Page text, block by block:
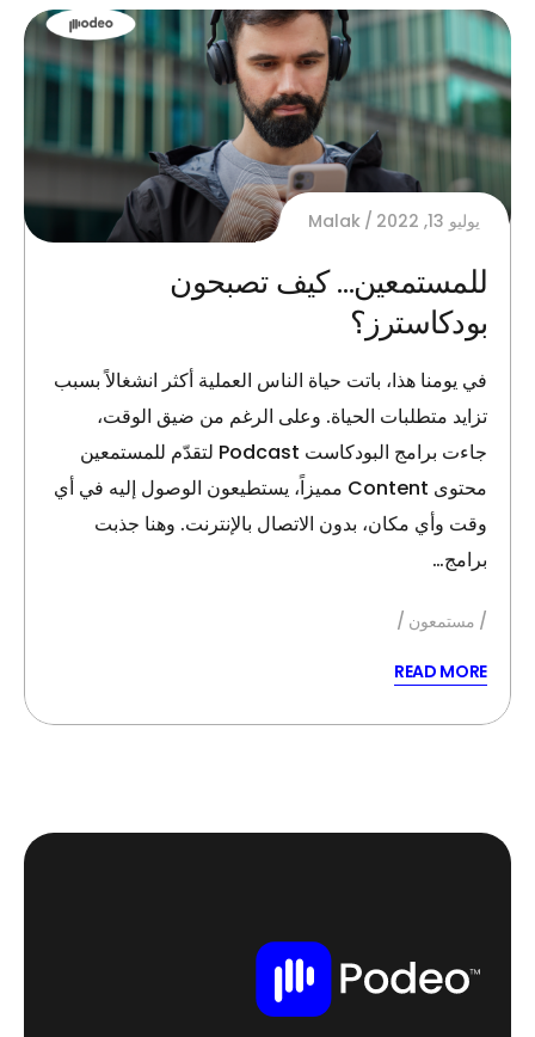
يوليو 13, 2022 Malak
للمستمعين… كيف تصبحون
بودكاسترز؟
في يومنا هذا، باتت حياة الناس العملية أكثر انشغالاً بسبب
تزايد متطلبات الحياة. وعلى الرغم من ضيق الوقت،
جاءت برامج البودكاست Podcast لتقدّم للمستمعين
محتوى Content مميزاً، يستطيعون الوصول إليه في أي
وقت وأي مكان، بدون الاتصال بالإنترنت. وهنا جذبت
برامج…
مستمعون
READ MORE